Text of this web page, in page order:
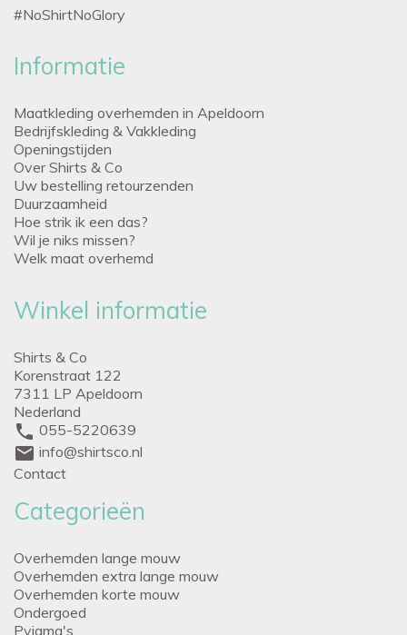
#NoShirtNoGlory
Informatie
Maatkleding overhemden in Apeldoorn
Bedrijfskleding & Vakkleding
Openingstijden
Over Shirts & Co
Uw bestelling retourzenden
Duurzaamheid
Hoe strik ik een das?
Wil je niks missen?
Welk maat overhemd
Winkel informatie
Shirts & Co
Korenstraat 122
7311 LP Apeldoorn
Nederland
phone 055-5220639
mail info@shirtsco.nl
Contact
Categorieën
Overhemden lange mouw
Overhemden extra lange mouw
Overhemden korte mouw
Ondergoed
Pyjama's